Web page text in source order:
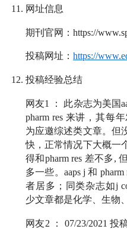
11. 网址信息
期刊官网：https://
投稿网址：https://
12.投稿经验总结
网友1 ： 此杂志为美国
pharm res 来讲，其每
为应邀综述类文章。但
快，正常情况下大概一
得和pharm res 差不多,
多一些。 aaps j和 pharm
者居多；同类杂志如j
少文章都是化学、生物
网友2 ： 07/23/2021 投